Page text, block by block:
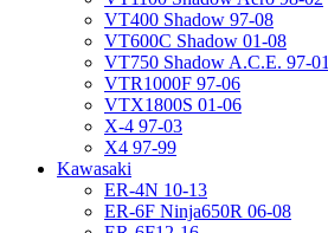
VT400 Shadow 97-08
VT600C Shadow 01-08
VT750 Shadow A.C.E. 97-01
VTR1000F 97-06
VTX1800S 01-06
X-4 97-03
X4 97-99
Kawasaki
ER-4N 10-13
ER-6F Ninja650R 06-08